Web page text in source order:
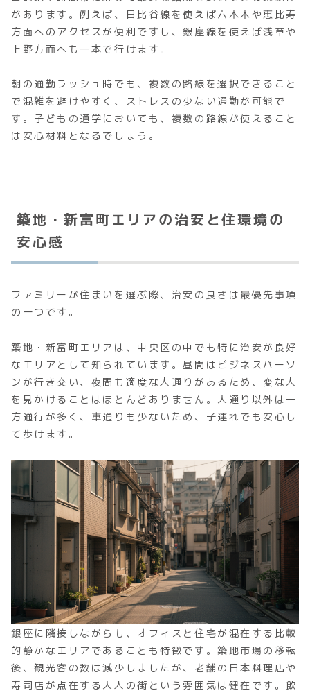
があります。例えば、日比谷線を使えば六本木や恵比寿
方面へのアクセスが便利ですし、銀座線を使えば浅草や
上野方面へも一本で行けます。
朝の通勤ラッシュ時でも、複数の路線を選択できること
で混雑を避けやすく、ストレスの少ない通勤が可能で
す。子どもの通学においても、複数の路線が使えること
は安心材料となるでしょう。
築地・新富町エリアの治安と住環境の
安心感
ファミリーが住まいを選ぶ際、治安の良さは最優先事項
の一つです。
築地・新富町エリアは、中央区の中でも特に治安が良好
なエリアとして知られています。昼間はビジネスパーソ
ンが行き交い、夜間も適度な人通りがあるため、変な人
を見かけることはほとんどありません。大通り以外は一
方通行が多く、車通りも少ないため、子連れでも安心し
て歩けます。
銀座に隣接しながらも、オフィスと住宅が混在する比較
的静かなエリアであることも特徴です。築地市場の移転
後、観光客の数は減少しましたが、老舗の日本料理店や
寿司店が点在する大人の街という雰囲気は健在です。飲